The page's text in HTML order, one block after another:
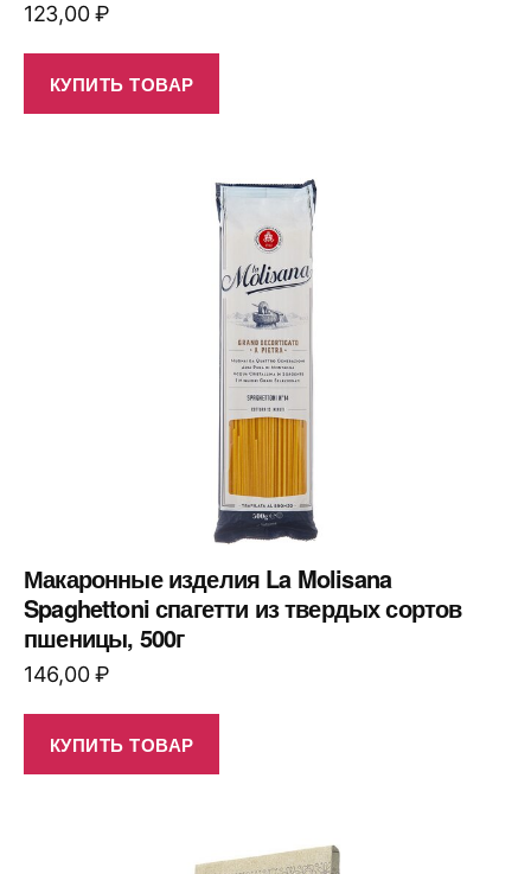
123,00₽
КУПИТЬ ТОВАР
Макаронные изделия La Molisana
Spaghettoni спагетти из твердых сортов
пшеницы, 500г
146,00₽
КУПИТЬ ТОВАР